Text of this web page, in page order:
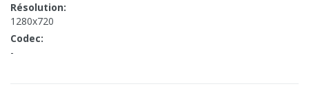
Résolution:
1280x720
Codec:
-